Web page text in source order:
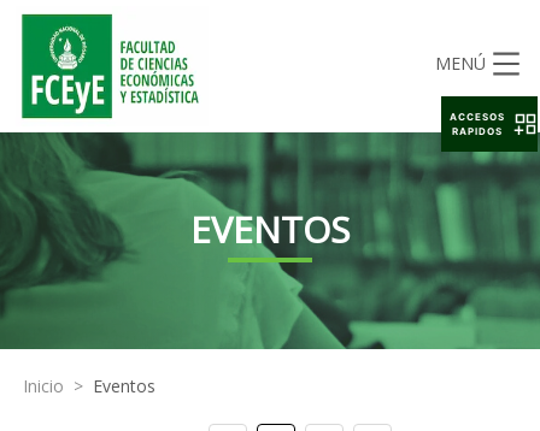
MENÚ
EVENTOS
Inicio > Eventos
ACCESOS
RAPIDOS